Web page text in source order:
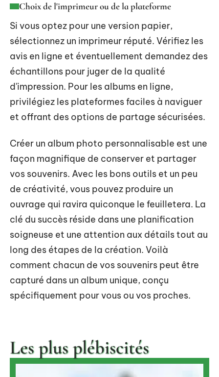
Choix de l'imprimeur ou de la plateforme
Si vous optez pour une version papier,
sélectionnez un imprimeur réputé. Vérifiez les
avis en ligne et éventuellement demandez des
échantillons pour juger de la qualité
d'impression. Pour les albums en ligne,
privilégiez les plateformes faciles à naviguer
et offrant des options de partage sécurisées.
Créer un album photo personnalisable est une
façon magnifique de conserver et partager
vos souvenirs. Avec les bons outils et un peu
de créativité, vous pouvez produire un
ouvrage qui ravira quiconque le feuilletera. La
clé du succès réside dans une planification
soigneuse et une attention aux détails tout au
long des étapes de la création. Voilà
comment chacun de vos souvenirs peut être
capturé dans un album unique, conçu
spécifiquement pour vous ou vos proches.
Les plus plébiscités